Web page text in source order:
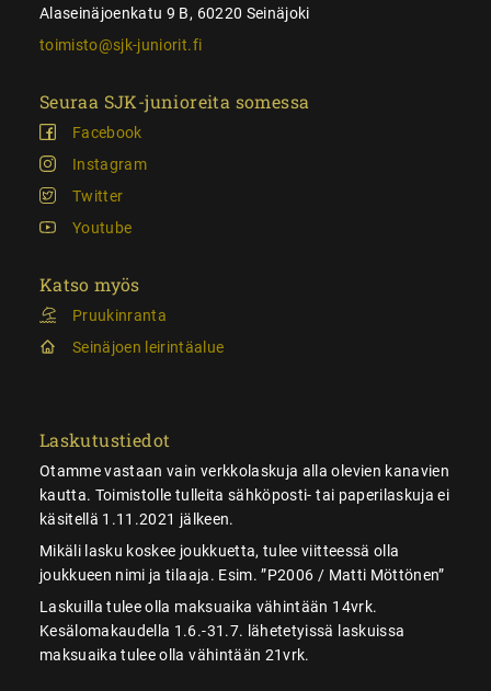
Alaseinäjoenkatu 9 B, 60220 Seinäjoki
toimisto@sjk-juniorit.fi
Seuraa SJK-junioreita somessa
Facebook
Instagram
Twitter
Youtube
Katso myös
Pruukinranta
Seinäjoen leirintäalue
Laskutustiedot
Otamme vastaan vain verkkolaskuja alla olevien kanavien
kautta. Toimistolle tulleita sähköposti- tai paperilaskuja ei
käsitellä 1.11.2021 jälkeen.
Mikäli lasku koskee joukkuetta, tulee viitteessä olla
joukkueen nimi ja tilaaja. Esim. ”P2006 / Matti Möttönen”
Laskuilla tulee olla maksuaika vähintään 14vrk.
Kesälomakaudella 1.6.-31.7. lähetetyissä laskuissa
maksuaika tulee olla vähintään 21vrk.